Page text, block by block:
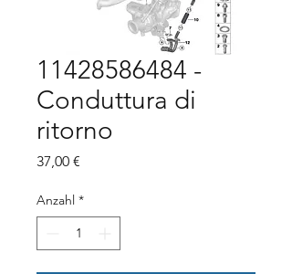
11428586484 -
Conduttura di
ritorno
37,00 €
Anzahl *